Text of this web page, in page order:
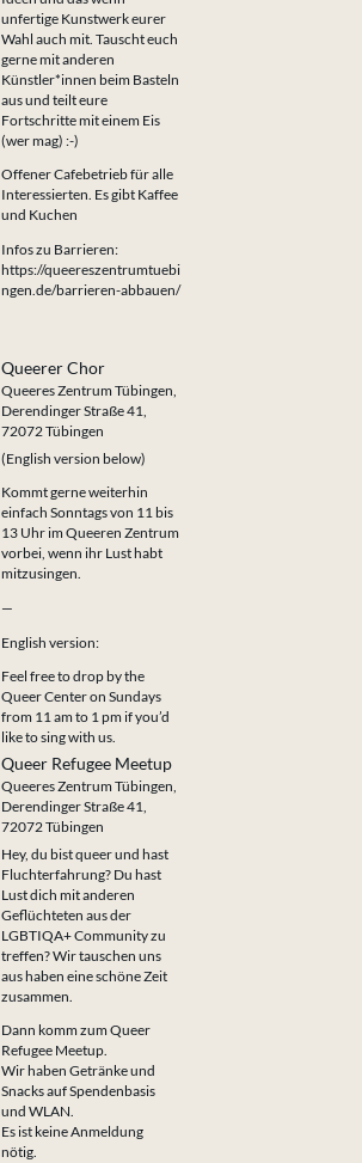
unfertige Kunstwerk eurer
Wahl auch mit. Tauscht euch
gerne mit anderen
Künstler*innen beim Basteln
aus und teilt eure
Fortschritte mit einem Eis
(wer mag) :-)
Offener Cafebetrieb für alle
Interessierten. Es gibt Kaffee
und Kuchen
Infos zu Barrieren:
https://queereszentrumtuebi
ngen.de/barrieren-abbauen/
Queerer Chor
Queeres Zentrum Tübingen,
Derendinger Straße 41,
72072 Tübingen
(English version below)
Kommt gerne weiterhin
einfach Sonntags von 11 bis
13 Uhr im Queeren Zentrum
vorbei, wenn ihr Lust habt
mitzusingen.
—
English version:
Feel free to drop by the
Queer Center on Sundays
from 11 am to 1 pm if you’d
like to sing with us.
Queer Refugee Meetup
Queeres Zentrum Tübingen,
Derendinger Straße 41,
72072 Tübingen
Hey, du bist queer und hast
Fluchterfahrung? Du hast
Lust dich mit anderen
Geflüchteten aus der
LGBTIQA+ Community zu
treffen? Wir tauschen uns
aus haben eine schöne Zeit
zusammen.
Dann komm zum Queer
Refugee Meetup.
Wir haben Getränke und
Snacks auf Spendenbasis
und WLAN.
Es ist keine Anmeldung
nötig.